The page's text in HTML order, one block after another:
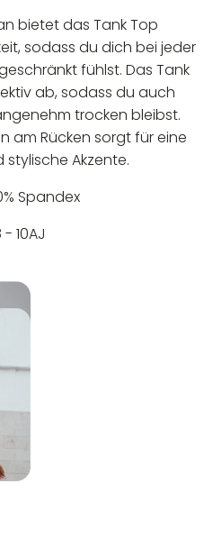
bietet das Tank Top
sodass du dich bei jeder
fühlst. Das Tank
ab, sodass du auch
trocken bleibst.
am Rücken sorgt für eine
Akzente.
Spandex
10AJ
verantwortlicher